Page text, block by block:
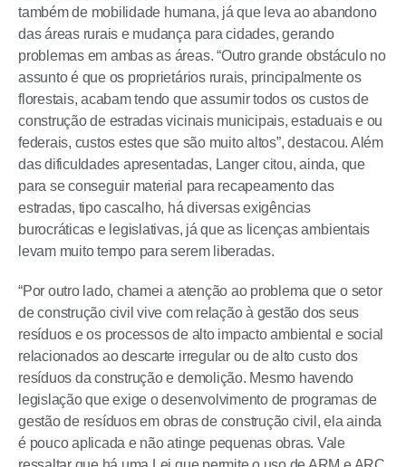
também de mobilidade humana, já que leva ao abandono
das áreas rurais e mudança para cidades, gerando
problemas em ambas as áreas. “Outro grande obstáculo no
assunto é que os proprietários rurais, principalmente os
florestais, acabam tendo que assumir todos os custos de
construção de estradas vicinais municipais, estaduais e ou
federais, custos estes que são muito altos”, destacou. Além
das dificuldades apresentadas, Langer citou, ainda, que
para se conseguir material para recapeamento das
estradas, tipo cascalho, há diversas exigências
burocráticas e legislativas, já que as licenças ambientais
levam muito tempo para serem liberadas.
“Por outro lado, chamei a atenção ao problema que o setor
de construção civil vive com relação à gestão dos seus
resíduos e os processos de alto impacto ambiental e social
relacionados ao descarte irregular ou de alto custo dos
resíduos da construção e demolição. Mesmo havendo
legislação que exige o desenvolvimento de programas de
gestão de resíduos em obras de construção civil, ela ainda
é pouco aplicada e não atinge pequenas obras. Vale